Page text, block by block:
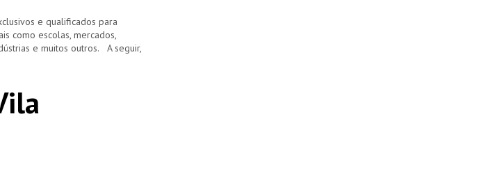
e qualificados para
como escolas, mercados,
e muitos outros. A seguir,